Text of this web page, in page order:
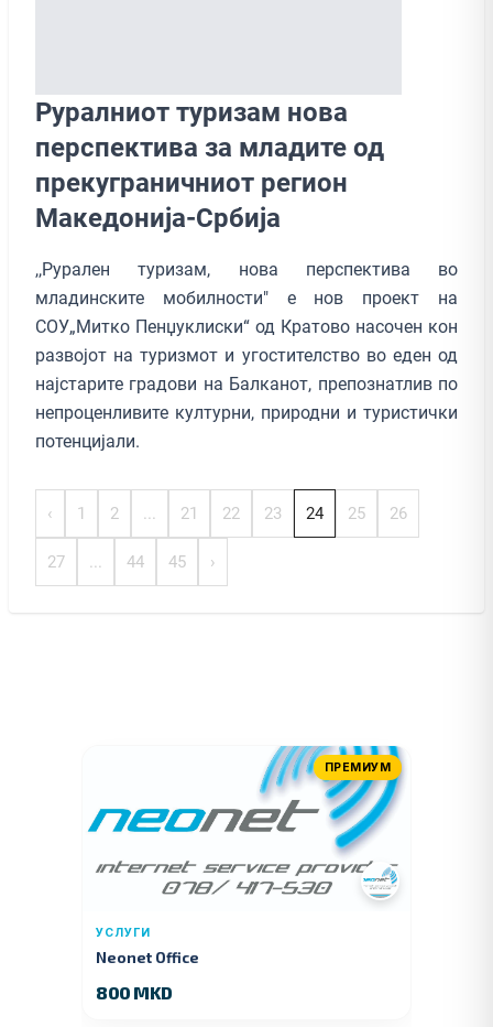
Руралниот туризам нова
перспектива за младите од
прекуграничниот регион
Македонија-Србија
,,Рурален туризам, нова перспектива во
младинските мобилности" е нов проект на
СОУ„Митко Пенџуклиски“ од Кратово насочен кон
развојот на туризмот и угостителство во еден од
најстарите градови на Балканот, препознатлив по
непроценливите културни, природни и туристички
потенцијали.
‹ 1 2 ... 21 22 23 24 25 26
27 ... 44 45 ›
ПРЕМИУМ
УСЛУГИ
Neonet Office
800 MKD